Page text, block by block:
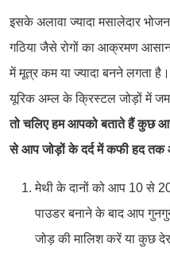
इसके अलावा ज्यादा मसालेदार
गठिया जैसे रोगों का आक्रमण
में मूत्र कम या ज्यादा बनने लगता
यूरिक अम्ल के क्रिस्टल जोड़ों में
तो चलिए हम आपको बताते हैं कुछ
से आप जोड़ों के दर्द में कफी हद तक
मेथी के दानों को आप 10 से
पाउडर बनाने के बाद आप
जोड़ की मालिश करें या कुछ